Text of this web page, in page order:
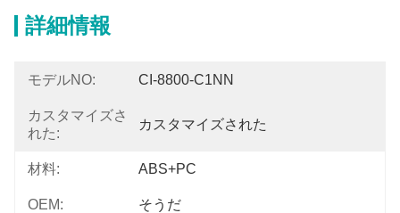
詳細情報
モデルNO: CI-8800-C1NN
カスタマイズさ
れた:
カスタマイズされた
材料: ABS+PC
OEM: そうだ